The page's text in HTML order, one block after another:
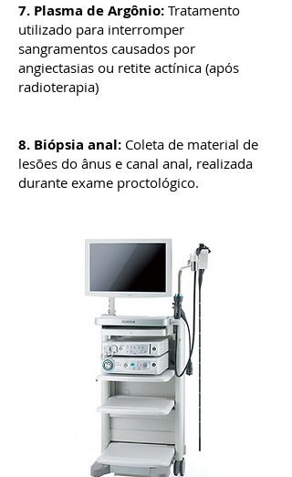
7. Plasma de Argônio: Tratamento
utilizado para interromper
sangramentos causados por
angiectasias ou retite actínica (após
radioterapia)
8. Biópsia anal: Coleta de material de
lesões do ânus e canal anal, realizada
durante exame proctológico.